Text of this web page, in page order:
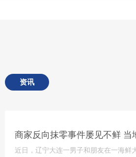
资讯
近日，辽宁大连一男子和朋友在一海鲜